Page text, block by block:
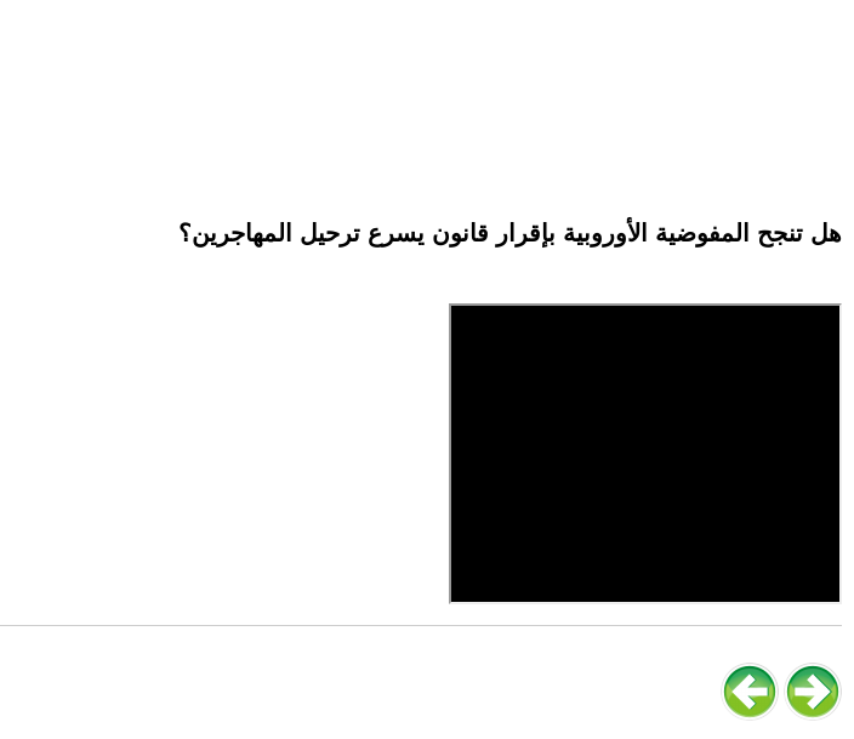
هل تنجح المفوضية الأوروبية بإقرار قانون يسرع ترحيل المهاجرين؟